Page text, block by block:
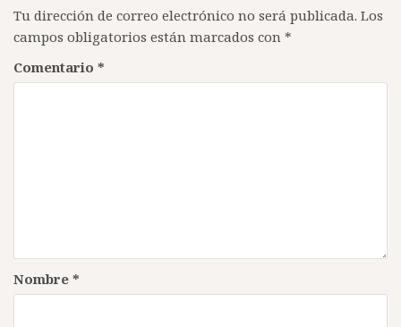
Tu dirección de correo electrónico no será publicada. Los
campos obligatorios están marcados con *
Comentario *
Nombre *